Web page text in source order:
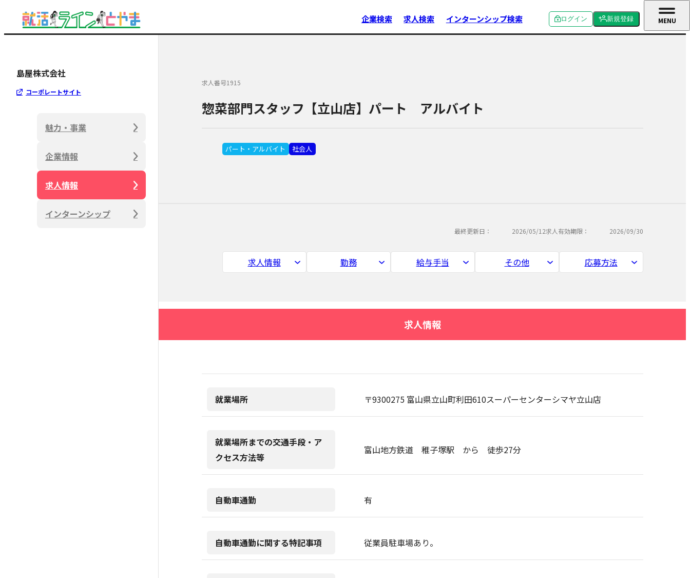
企業検索 求人検索 インターンシップ検索 ログイン 新規登録
島屋株式会社
コーポレートサイト
魅力・事業
企業情報
求人情報
インターンシップ
求人番号1915
惣菜部門スタッフ【立山店】パート アルバイト
パート・アルバイト 社会人
最終更新日： 2026/05/12求人有効期限： 2026/09/30
求人情報 勤務 給与手当 その他 応募方法
求人情報
就業場所 〒9300275 富山県立山町利田610スーパーセンターシマヤ立山店
就業場所までの交通手段・ア
クセス方法等
富山地方鉄道 稚子塚駅 から 徒歩27分
自動車通勤 有
自動車通勤に関する特記事項 従業員駐車場あり。
MENU